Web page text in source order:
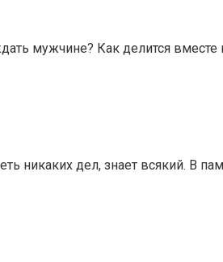
мужчине? Как делится
никаких дел, знает всякий. В